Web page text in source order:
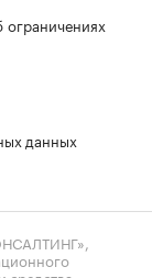
данных